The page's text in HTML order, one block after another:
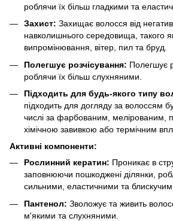
роблячи їх більш гладкими та
Захист: Захищає волосся від
навколишнього середовища, такого
випромінювання, вітер, пил та бруд.
Полегшує розчісування: Полегшує
роблячи їх більш слухняними.
Підходить для будь-якого типу
підходить для догляду за волоссям
числі за фарбованим, мелірованим,
хімічною завивкою або термічним
Активні компоненти:
Рослинний кератин: Проникає в
заповнюючи пошкоджені ділянки,
сильними, еластичними та
Пантенол: Зволожує та живить
м'якими та слухняними.